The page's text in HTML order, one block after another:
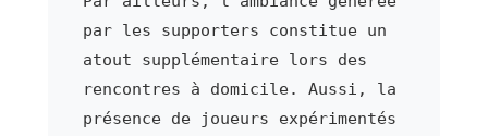
par les supporters constitue un
atout supplémentaire lors des
rencontres à domicile. Aussi, la
présence de joueurs expérimentés